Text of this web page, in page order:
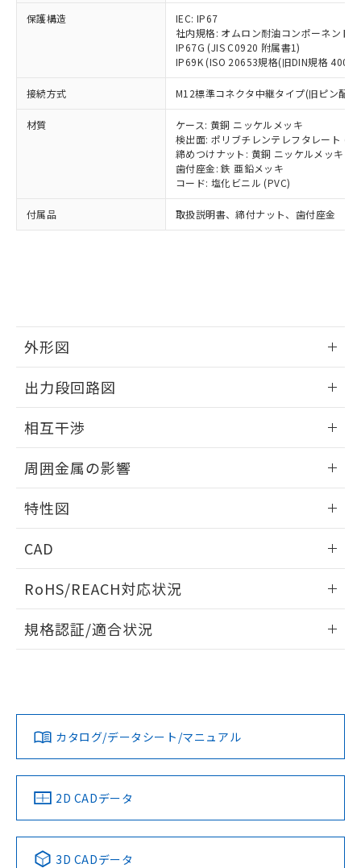
保護構造
IEC: IP67
社内規格: オムロン耐油コンポーネント
IP67G (JIS C0920 附属書1)
IP69K (ISO 20653規格(旧DIN規格
接続方式 M12標準コネクタ中継タイプ(旧ピン配
材質
ケース: 黄銅 ニッケルメッキ
検出面: ポリブチレンテレフタレート
締めつけナット: 黄銅 ニッケルメッキ
歯付座金: 鉄 亜鉛メッキ
コード: 塩化ビニル (PVC)
付属品 取扱説明書、締付ナット、歯付座金
外形図
外形図
出力段回路図
出力段回路図
タイムチャート
相互干渉
相互干渉
A: 50mm以上、B: 35mm以上
周囲金属の影響
周囲金属の影響
上、n: 27mm以上
特性図
検出物体の大きさと材質による影響
CAD
ドすることができます。
ログイン/会員登録
ダウンロードデータをご利用いただく前に、以下を必ずお読
みください。
ソフトウェアの使用条件
RoHS/REACH対応状況
EU RoHS 注意事項・凡例
対応済み
中国 RoHS 注意事項・凡例
規格認証/適合状況
LR型式承認
（イギリス
船舶規格）
DNV型式承認
（ノルウェー
BV型式承認
（フランス
KR型式
（韓国
No No No No
カタログ/データシート/マニュアル
2D CADデータ
3D CADデータ
覧された時点での実際の在庫および標
準価格とは異なる場合があることをご
正式な納期状況および標準価格はお客
様のお取引先、またはお客様担当のオ
ムロン制御機器販売店・当社販売員に
ご相談ください。
オムロン制御機器販売店や当社販売拠
販売ネットワーク
」をご確認
在庫状況および標準価格結果を当社の
事前の承諾なく第三者に漏洩または開
示しないようお願いします。
マイパーツ機能（部品リスト作成サー
および当社の共同利用者が、当社の製
※当社の共同利用者とは、
の共同利用に関して"
の「1.共同利
指します。
ミウム(Cd) 100ppm以下、
六価クロム(Cr(Ⅵ)) 1000ppm以下、ポリ臭化ビフェニル
類(PBB) 1000ppm以下、ポリ臭化ジフェニルエーテル類
(PBDE) 1000ppm以下、フタル酸ビス(2-エチルヘキシ
ル) (DEHP)(別名：DOP) 1000ppm以下、フタル酸ブチ
ルベンジル（BBP） 1000ppm以下、フタル酸ジブチル
（DBP） 1000ppm以下、フタル酸ジイソブチル
(DIBP) 1000ppm以下
但し、RoHS指令で産業用監視および制御機器に対する
フタル酸エステル類の４物質については閾値を超える意
図的な使用がないことを確認しています。
部品在庫の切り替え状況などにより、予定
月が前後することがあります。
とができます。
EU RoHS指令（10物質）の非含有証明書
51物質の非含有証明書（当社基準）
※本証明書は発行日時点で非含有を証明す
るもので、過去に遡って非含有を証明する
また、RoHS指令のフタル酸エステル類４
物質の対応では、対応完了までの期間は出
荷製品に未対応品が混在することから備考
り、2022年1月12日より割愛しておりま
す。
Pb(鉛) :1000ppm、 Hg(水銀) : 1000ppm、 Cd(カドミウ
ム) : 100ppm、
Cr(Ⅵ)(六価クロム) : 1000ppm、 PBBs(ポリ臭化ビフェ
ニル類) : 1000ppm、 PBDEs(ポリ臭化ジフェニルエーテ
DBP(フタル酸ジブチル) : 1000ppm、 DIBP(フタル酸ジ
イソブチル) : 1000ppm、 BBP(フタル酸ブチルベンジ
ル) : 1000ppm、
DEHP(フタル酸ビス(2-エチルヘキシル)) : 1000ppm
※2 環境保護使用期限
「ｅ」：有害物質（10物質）のすべてが基
準値以下であることを示します。
「10」：通常の使用状況下において有害物
質が外部に漏えいし、環境に深刻な影響を
可)を取得するなどの必要な手続きを
当社は規制貨物を破棄する場合は、完
全に破砕するなど、違法に輸出されな
いよう必要な手段を講じます。
当社は貴社製品を、核兵器、ミサイ
ル、化学兵器、生物兵器またはその他
武器並びにこれらの製造装置等に一切
使用いたしません。
当社は、貴社製品を第三者に販売する
場合は、上記1、2および3の内容を当
該第三者に通知します。また当社は、
販売先および販売に係わる関係者が違
法に輸出するおそれがある場合は、取
一定数以上の在庫あり
一定数には満たないが在庫あり
在庫なし(最新の在庫状況につ
いては、お客様のお取引先、ま
たはお客様担当のオムロン制御
機器販売店・当社販売員にご確
認ください)
受注生産機種、また在庫状況の